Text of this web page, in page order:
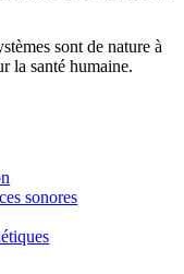
sont de nature à
la santé humaine.
sonores